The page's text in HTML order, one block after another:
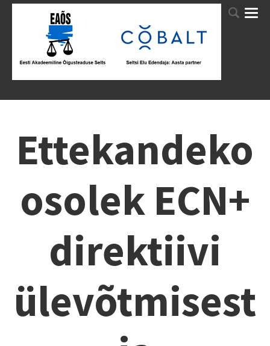
Ettekandeko
osolek ECN+
direktiivi
ülevõtmisest